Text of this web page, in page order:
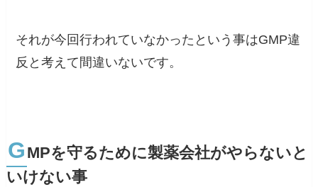
それが今回行われていなかったという事はGMP違
反と考えて間違いないです。
G MPを守るために製薬会社がやらないと
いけない事